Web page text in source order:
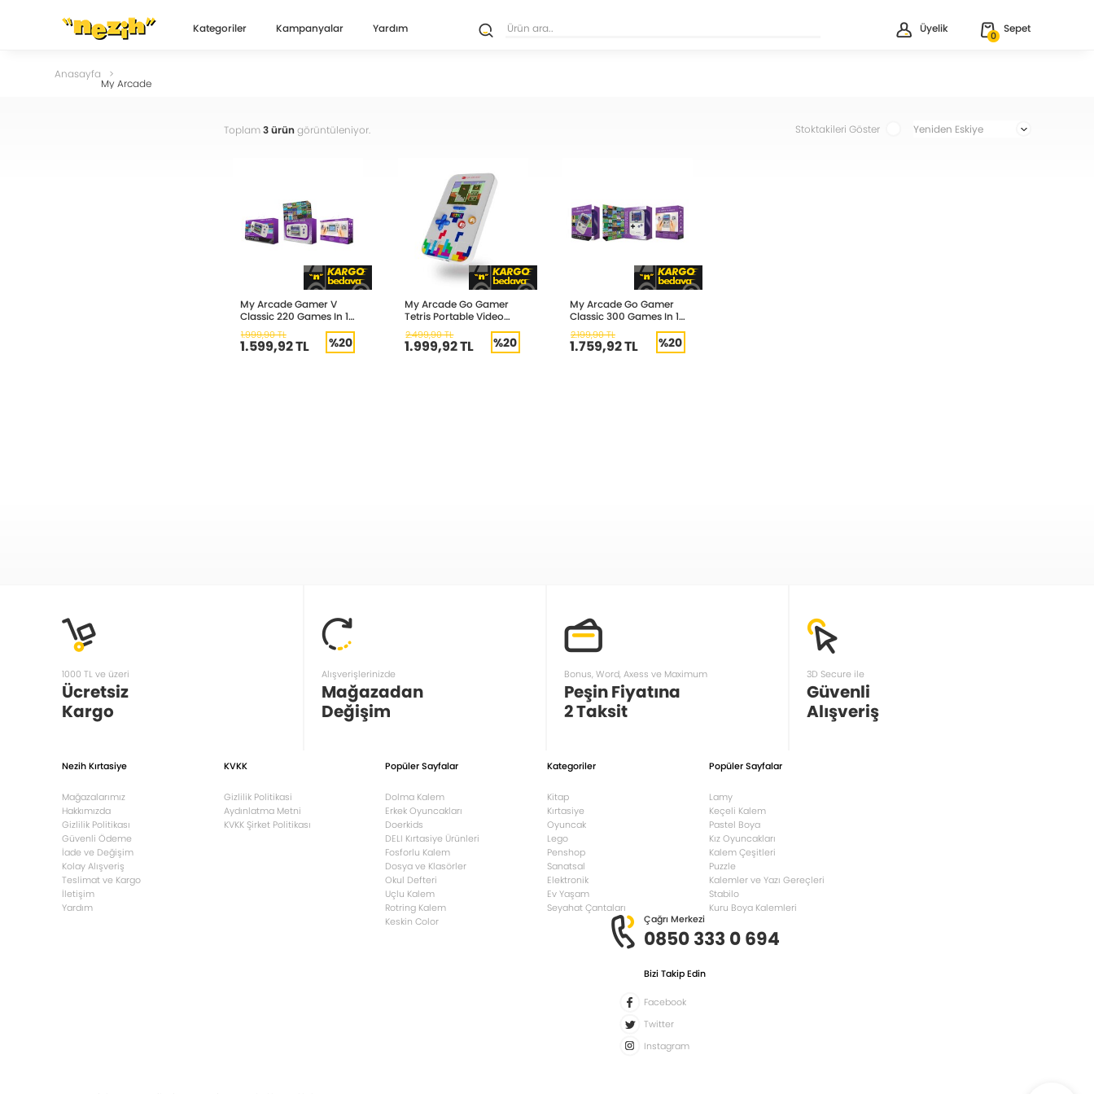
Kategoriler Kampanyalar Yardım Üyelik
0
Sepet
Anasayfa
My Arcade
Toplam3 ürüngörüntüleniyor. Stoktakileri Göster
My Arcade Gamer V
Classic 220 Games In 1
DGUN-3920
1.999,90 TL
1.599,92 TL %20
My Arcade Go Gamer
Tetris Portable Video
Game System 301
Games In 1 DGUNL-
7029
2.499,90 TL
1.999,92 TL %20
My Arcade Go Gamer
Classic 300 Games In 1
DGUN-3910
2.199,90 TL
1.759,92 TL %20
1000 TL ve üzeri
Ücretsiz
Kargo
Alışverişlerinizde
Mağazadan
Değişim
Bonus, Word, Axess ve Maximum
Peşin Fiyatına
2 Taksit
3D Secure ile
Güvenli
Alışveriş
Nezih Kırtasiye
Mağazalarımız
Hakkımızda
Gizlilik Politikası
Güvenli Ödeme
İade ve Değişim
Kolay Alışveriş
Teslimat ve Kargo
İletişim
Yardım
KVKK
Gizlilik Politikasi
Aydınlatma Metni
KVKK Şirket Politikası
Popüler Sayfalar
Dolma Kalem
Erkek Oyuncakları
Doerkids
DELI Kırtasiye Ürünleri
Fosforlu Kalem
Dosya ve Klasörler
Okul Defteri
Uçlu Kalem
Rotring Kalem
Keskin Color
Kategoriler
Kitap
Kırtasiye
Oyuncak
Lego
Penshop
Sanatsal
Elektronik
Ev Yaşam
Seyahat Çantaları
Popüler Sayfalar
Lamy
Keçeli Kalem
Pastel Boya
Kız Oyuncakları
Kalem Çeşitleri
Puzzle
Kalemler ve Yazı Gereçleri
Stabilo
Kuru Boya Kalemleri
Çağrı Merkezi
0850 333 0 694
Bizi Takip Edin
Facebook
Twitter
Instagram